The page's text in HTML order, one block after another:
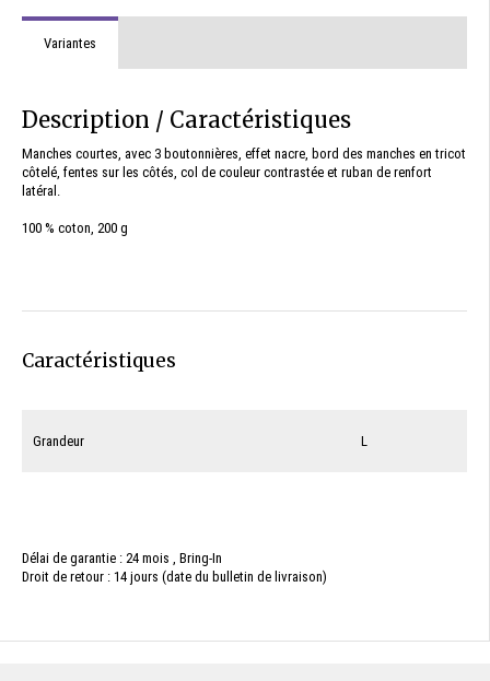
Variantes
Description / Caractéristiques
Manches courtes, avec 3 boutonnières, effet nacre, bord des manches en tricot
côtelé, fentes sur les côtés, col de couleur contrastée et ruban de renfort
latéral.
100 % coton, 200 g
Caractéristiques
Grandeur L
Délai de garantie : 24 mois , Bring-In
Droit de retour : 14 jours (date du bulletin de livraison)